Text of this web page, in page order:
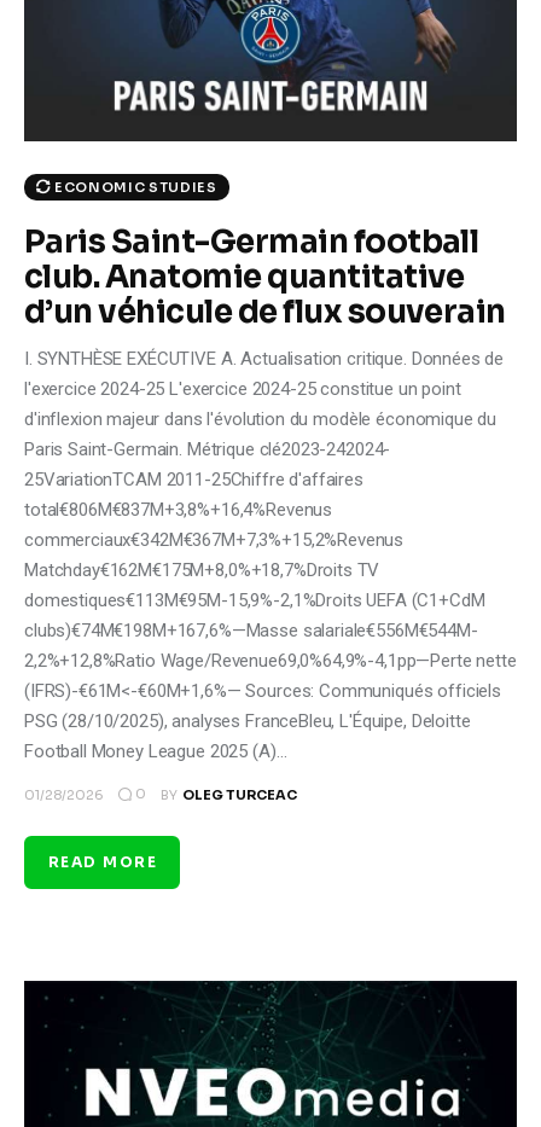
Climate
Markets
Tech
Reports
Shop
ECONOMIC STUDIES
Paris Saint-Germain football
club. Anatomie quantitative
d’un véhicule de flux souverain
I. SYNTHÈSE EXÉCUTIVE A. Actualisation critique. Données de
l'exercice 2024-25 L'exercice 2024-25 constitue un point
d'inflexion majeur dans l'évolution du modèle économique du
Paris Saint-Germain. Métrique clé2023-242024-
25VariationTCAM 2011-25Chiffre d'affaires
total€806M€837M+3,8%+16,4%Revenus
commerciaux€342M€367M+7,3%+15,2%Revenus
Matchday€162M€175M+8,0%+18,7%Droits TV
domestiques€113M€95M-15,9%-2,1%Droits UEFA (C1+CdM
clubs)€74M€198M+167,6%—Masse salariale€556M€544M-
2,2%+12,8%Ratio Wage/Revenue69,0%64,9%-4,1pp—Perte nette
(IFRS)-€61M<-€60M+1,6%— Sources: Communiqués officiels
PSG (28/10/2025), analyses FranceBleu, L'Équipe, Deloitte
Football Money League 2025 (A)…
01/28/2026 0 BY OLEG TURCEAC
READ MORE